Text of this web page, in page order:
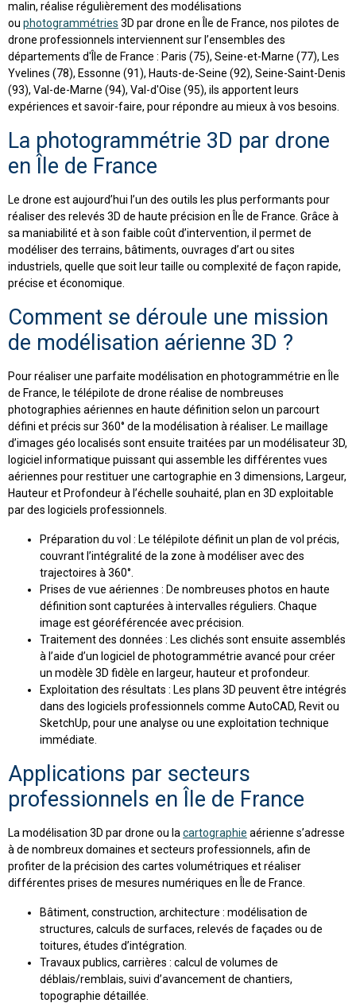
malin, réalise régulièrement des modélisations
ou photogrammétries 3D par drone en Île de France, nos pilotes de
drone professionnels interviennent sur l’ensembles des
départements d'Île de France : Paris (75), Seine-et-Marne (77), Les
Yvelines (78), Essonne (91), Hauts-de-Seine (92), Seine-Saint-Denis
(93), Val-de-Marne (94), Val-d'Oise (95), ils apportent leurs
expériences et savoir-faire, pour répondre au mieux à vos besoins.
La photogrammétrie 3D par drone
en Île de France
Le drone est aujourd’hui l’un des outils les plus performants pour
réaliser des relevés 3D de haute précision en Île de France. Grâce à
sa maniabilité et à son faible coût d’intervention, il permet de
modéliser des terrains, bâtiments, ouvrages d’art ou sites
industriels, quelle que soit leur taille ou complexité de façon rapide,
précise et économique.
Comment se déroule une mission
de modélisation aérienne 3D ?
Pour réaliser une parfaite modélisation en photogrammétrie en Île
de France, le télépilote de drone réalise de nombreuses
photographies aériennes en haute définition selon un parcourt
défini et précis sur 360° de la modélisation à réaliser. Le maillage
d’images géo localisés sont ensuite traitées par un modélisateur 3D,
logiciel informatique puissant qui assemble les différentes vues
aériennes pour restituer une cartographie en 3 dimensions, Largeur,
Hauteur et Profondeur à l’échelle souhaité, plan en 3D exploitable
par des logiciels professionnels.
Préparation du vol : Le télépilote définit un plan de vol précis,
couvrant l’intégralité de la zone à modéliser avec des
trajectoires à 360°.
Prises de vue aériennes : De nombreuses photos en haute
définition sont capturées à intervalles réguliers. Chaque
image est géoréférencée avec précision.
Traitement des données : Les clichés sont ensuite assemblés
à l’aide d’un logiciel de photogrammétrie avancé pour créer
un modèle 3D fidèle en largeur, hauteur et profondeur.
Exploitation des résultats : Les plans 3D peuvent être intégrés
dans des logiciels professionnels comme AutoCAD, Revit ou
SketchUp, pour une analyse ou une exploitation technique
immédiate.
Applications par secteurs
professionnels en Île de France
La modélisation 3D par drone ou la cartographie aérienne s’adresse
à de nombreux domaines et secteurs professionnels, afin de
profiter de la précision des cartes volumétriques et réaliser
différentes prises de mesures numériques en Île de France.
Bâtiment, construction, architecture : modélisation de
structures, calculs de surfaces, relevés de façades ou de
toitures, études d’intégration.
Travaux publics, carrières : calcul de volumes de
déblais/remblais, suivi d’avancement de chantiers,
topographie détaillée.